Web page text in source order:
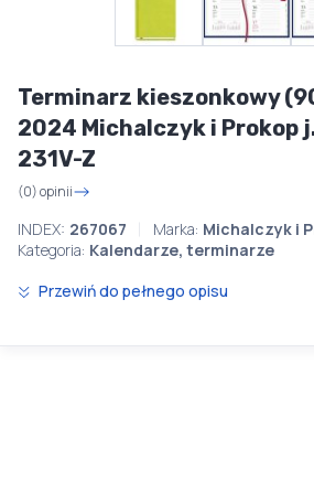
Terminarz kieszonkowy
2024 Michalczyk i Prokop
231V-Z
(0) opinii
INDEX: 267067 Marka: Michalczyk i
Kategoria: Kalendarze, terminarze
Przewiń do pełnego opisu